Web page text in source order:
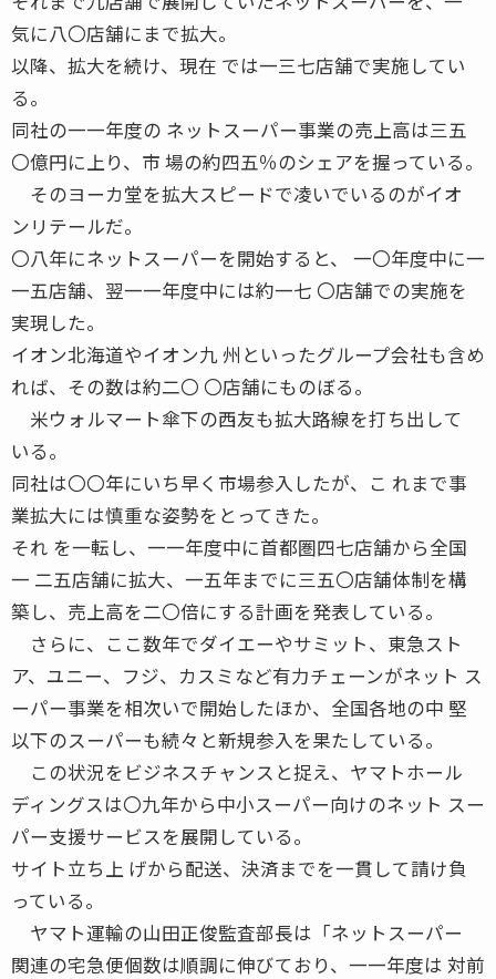
気に八〇店舗にまで拡大。
以降、拡大を続け、現在 では一三七店舗で実施してい
る。
同社の一一年度の ネットスーパー事業の売上高は三五
〇億円に上り、市 場の約四五％のシェアを握っている。
そのヨーカ堂を拡大スピードで凌いでいるのがイオ
ンリテールだ。
〇八年にネットスーパーを開始すると、 一〇年度中に一
一五店舗、翌一一年度中には約一七 〇店舗での実施を
実現した。
イオン北海道やイオン九 州といったグループ会社も含め
れば、その数は約二〇 〇店舗にものぼる。
米ウォルマート傘下の西友も拡大路線を打ち出して
いる。
同社は〇〇年にいち早く市場参入したが、こ れまで事
業拡大には慎重な姿勢をとってきた。
それ を一転し、一一年度中に首都圏四七店舗から全国
一 二五店舗に拡大、一五年までに三五〇店舗体制を構
築し、売上高を二〇倍にする計画を発表している。
さらに、ここ数年でダイエーやサミット、東急スト
ア、ユニー、フジ、カスミなど有力チェーンがネット ス
ーパー事業を相次いで開始したほか、全国各地の中 堅
以下のスーパーも続々と新規参入を果たしている。
この状況をビジネスチャンスと捉え、ヤマトホール
ディングスは〇九年から中小スーパー向けのネット スー
パー支援サービスを展開している。
サイト立ち上 げから配送、決済までを一貫して請け負
っている。
ヤマト運輸の山田正俊監査部長は「ネットスーパー
関連の宅急便個数は順調に伸びており、一一年度は 対前